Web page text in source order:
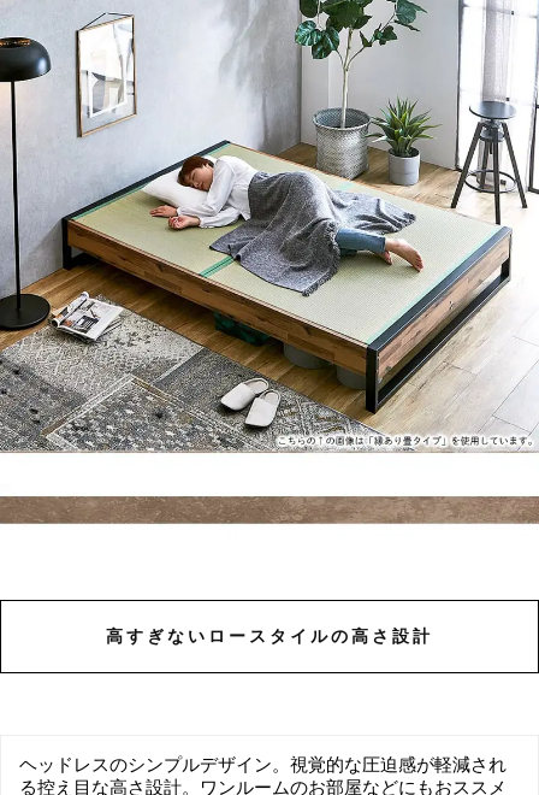
高すぎないロースタイルの高さ設計
ヘッドレスのシンプルデザイン。視覚的な圧迫感が軽減され
る控え目な高さ設計。ワンルームのお部屋などにもおススメ